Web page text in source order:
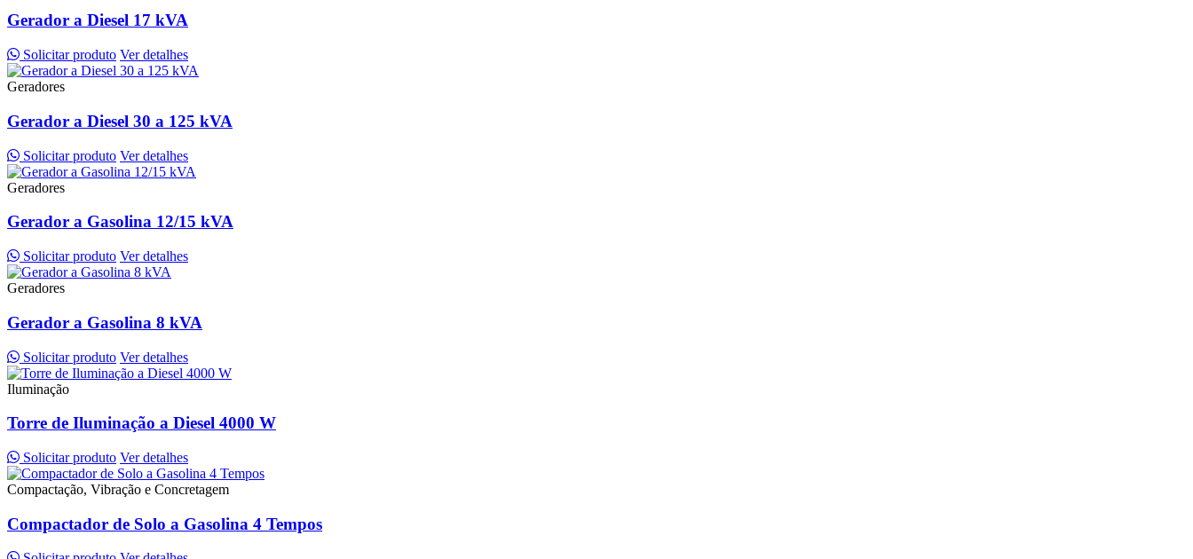
Gerador a Diesel 17 kVA
Solicitar produto Ver detalhes
Geradores
Gerador a Diesel 30 a 125 kVA
Solicitar produto Ver detalhes
Geradores
Gerador a Gasolina 12/15 kVA
Solicitar produto Ver detalhes
Geradores
Gerador a Gasolina 8 kVA
Solicitar produto Ver detalhes
Iluminação
Torre de Iluminação a Diesel 4000 W
Solicitar produto Ver detalhes
Compactação, Vibração e Concretagem
Compactador de Solo a Gasolina 4 Tempos